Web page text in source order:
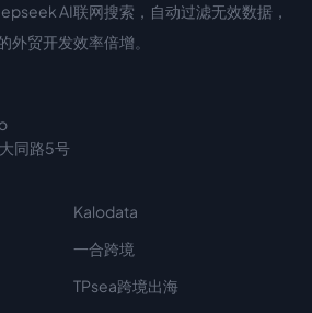
AI联网搜索，自动过滤无效数据，
外贸开发效率倍增。
同路5号
Kalodata
一合跨境
TPsea跨境出海